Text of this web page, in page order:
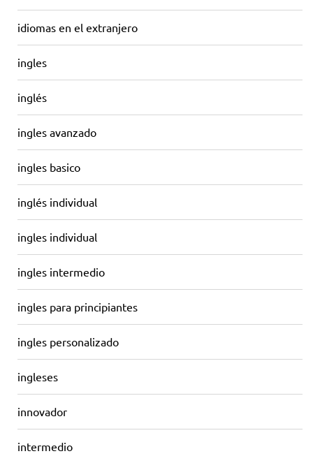
idiomas en el extranjero
ingles
inglés
ingles avanzado
ingles basico
inglés individual
ingles individual
ingles intermedio
ingles para principiantes
ingles personalizado
ingleses
innovador
intermedio